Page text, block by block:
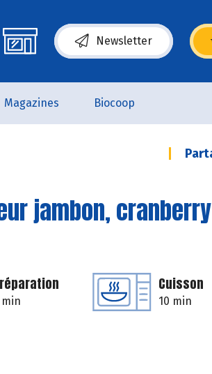
Newsletter
(s’ouvre dans une nouvelle
Magazines Biocoop
jambon,
min
Cuisson
10 min